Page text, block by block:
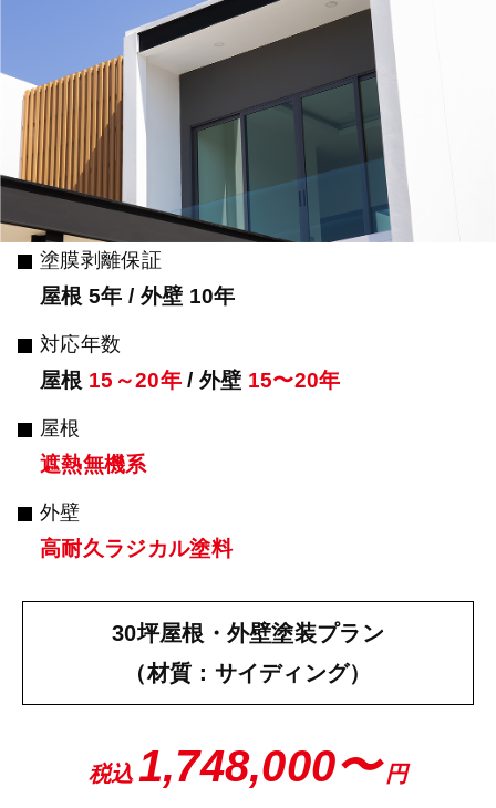
塗膜剥離保証
屋根 5年 / 外壁 10年
対応年数
屋根 15～20年/ 外壁 15〜20年
屋根
遮熱無機系
外壁
高耐久ラジカル塗料
30坪屋根・外壁塗装プラン
（材質：サイディング）
税込 1,748,000〜 円